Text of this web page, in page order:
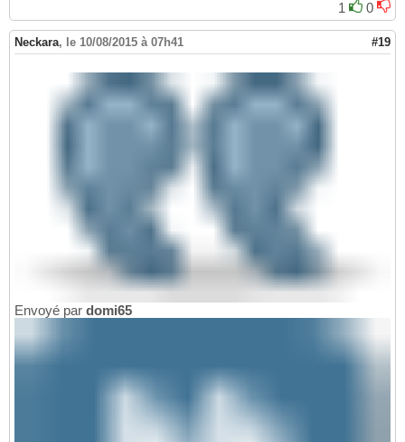
1 0
Neckara, le 10/08/2015 à 07h41 #19
Envoyé par domi65